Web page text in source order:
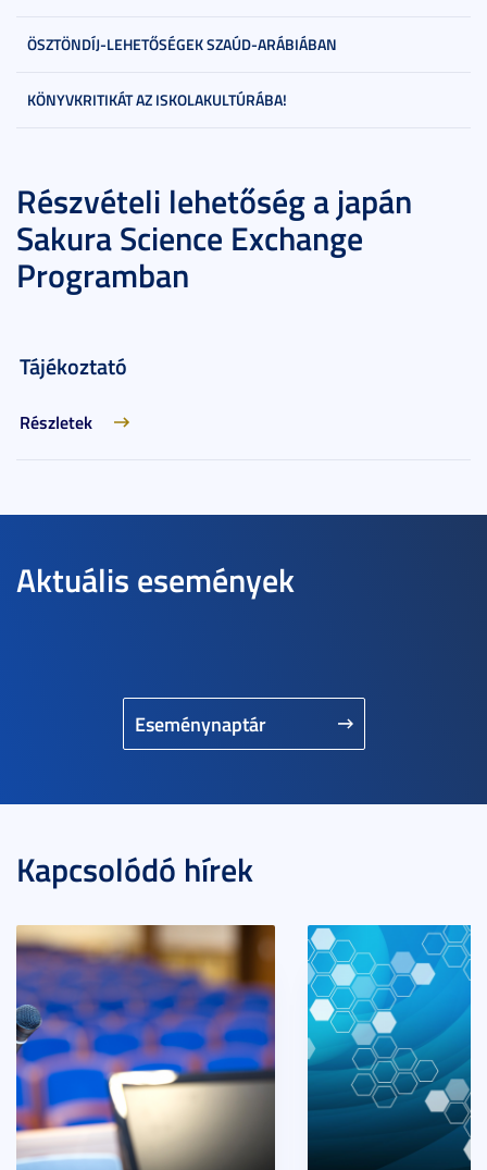
ÖSZTÖNDÍJ-LEHETŐSÉGEK SZAÚD-ARÁBIÁBAN
KÖNYVKRITIKÁT AZ ISKOLAKULTÚRÁBA!
Részvételi lehetőség a japán
Sakura Science Exchange
Programban
Tájékoztató
Részletek
Aktuális események
Eseménynaptár
Kapcsolódó hírek